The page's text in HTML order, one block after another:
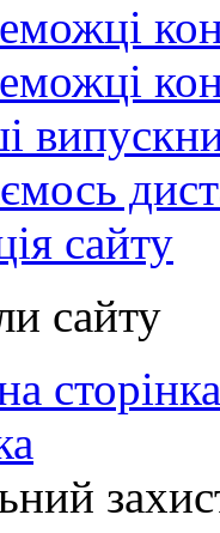
сайту
сайту
сторінка